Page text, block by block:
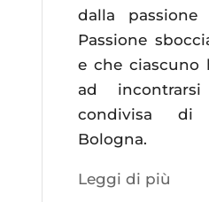
dalla
Passione
e che ciascuno
ad incontrarsi
condivisa di
Bologna.
Leggi di più